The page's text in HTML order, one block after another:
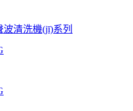
波清洗機(jī)系列